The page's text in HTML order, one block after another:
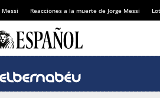
Messi Reacciones a la muerte de Jorge Messi